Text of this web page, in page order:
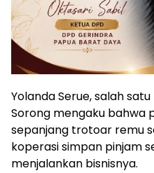
Yolanda Serue, salah
Sorong mengaku bahwa
sepanjang trotoar remu
koperasi simpan pinjam
menjalankan bisnisnya.